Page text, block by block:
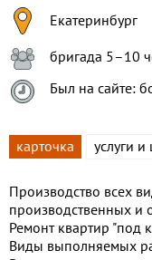
Екатеринбург
бригада 5–10
Был на сайте:
карточка услуги
Производство всех
производственных
Ремонт квартир "под
Виды выполняемых